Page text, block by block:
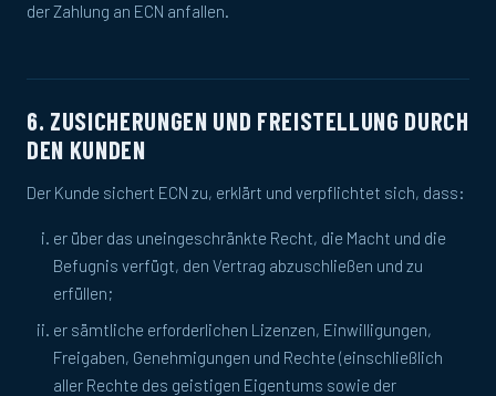
der Zahlung an ECN anfallen.
6. ZUSICHERUNGEN UND FREISTELLUNG DURCH
DEN KUNDEN
Der Kunde sichert ECN zu, erklärt und verpflichtet sich, dass:
er über das uneingeschränkte Recht, die Macht und die
Befugnis verfügt, den Vertrag abzuschließen und zu
erfüllen;
er sämtliche erforderlichen Lizenzen, Einwilligungen,
Freigaben, Genehmigungen und Rechte (einschließlich
aller Rechte des geistigen Eigentums sowie der